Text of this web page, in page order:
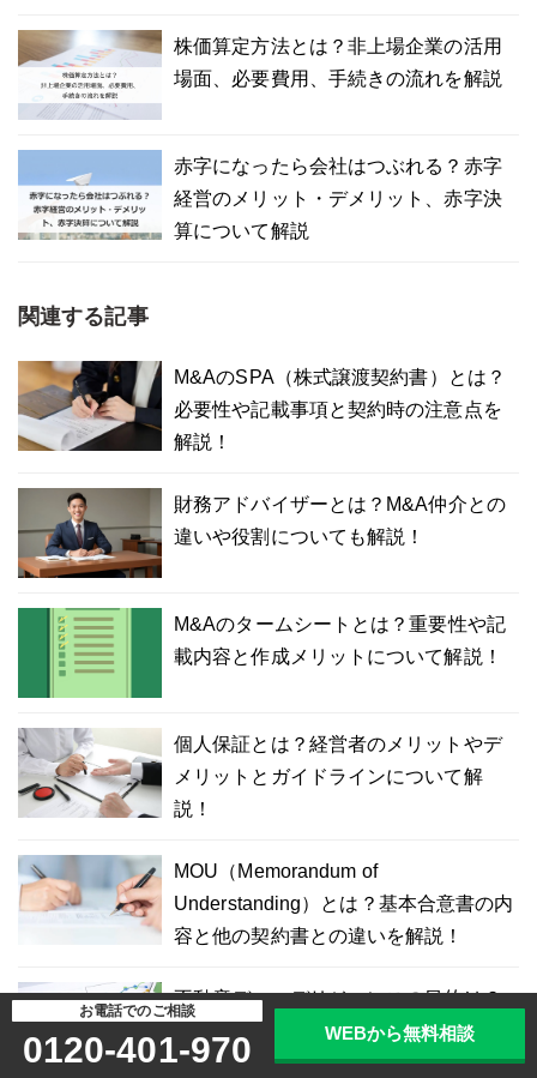
株価算定方法とは？非上場企業の活用
場面、必要費用、手続きの流れを解説
赤字になったら会社はつぶれる？赤字
経営のメリット・デメリット、赤字決
算について解説
関連する記事
M&AのSPA（株式譲渡契約書）とは？
必要性や記載事項と契約時の注意点を
解説！
財務アドバイザーとは？M&A仲介との
違いや役割についても解説！
M&Aのタームシートとは？重要性や記
載内容と作成メリットについて解説！
個人保証とは？経営者のメリットやデ
メリットとガイドラインについて解
説！
MOU（Memorandum of
Understanding）とは？基本合意書の内
容と他の契約書との違いを解説！
不動産デューデリジェンスの目的は？
不動産DDの流れや種類を解説！
お電話でのご相談
0120-401-970 WEBから無料相談